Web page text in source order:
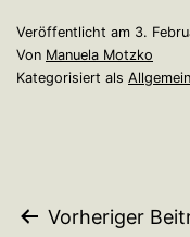
Veröffentlicht am 3.
Von Manuela Motzko
Kategorisiert als Allgemein
Vorheriger